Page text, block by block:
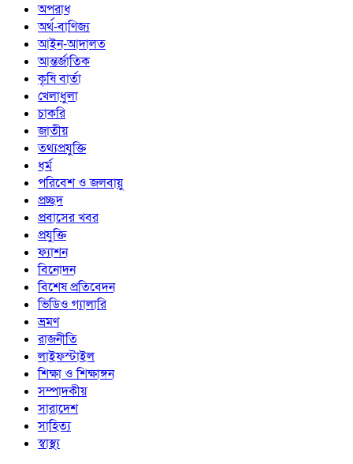
অপরাধ
অর্থ-বাণিজ্য
আইন-আদালত
আন্তর্জাতিক
কৃষি বার্তা
খেলাধুলা
চাকরি
জাতীয়
তথ্যপ্রযুক্তি
ধর্ম
পরিবেশ ও জলবায়ু
প্রচ্ছদ
প্রবাসের খবর
প্রযুক্তি
ফ্যাশন
বিনোদন
বিশেষ প্রতিবেদন
ভিডিও গ্যালারি
ভ্রমণ
রাজনীতি
লাইফস্টাইল
শিক্ষা ও শিক্ষাঙ্গন
সম্পাদকীয়
সারাদেশ
সাহিত্য
স্বাস্থ্য